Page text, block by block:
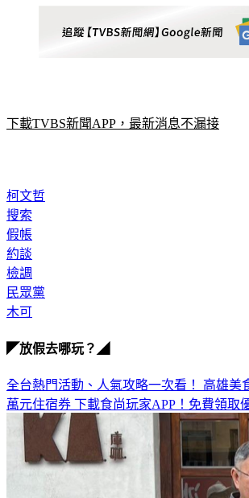
下載TVBS新聞APP，最新消息不漏接
柯文哲
搜索
假帳
約談
檢調
民眾黨
木可
◤放假去哪玩？◢
全台熱門活動、人氣攻略一次看！ 高雄美
萬元住宿券 下載食尚玩家APP！免費領取